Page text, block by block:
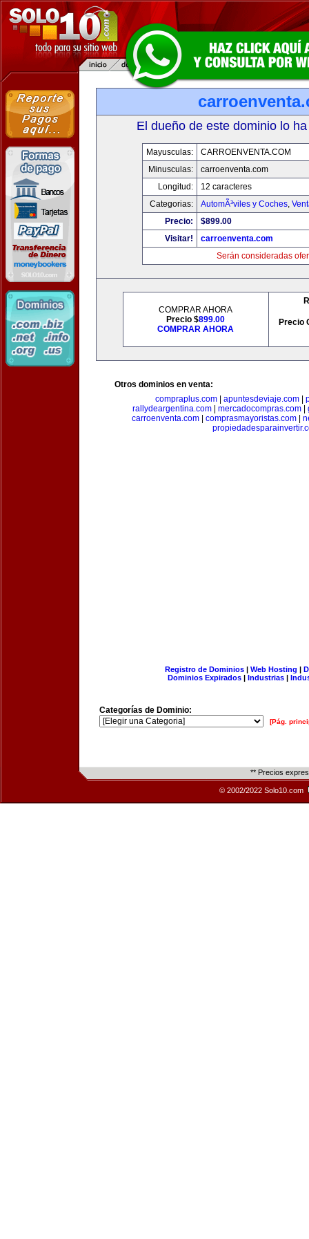
El dueño de este dominio lo
Mayusculas:
CARROENVENTA.COM
Minusculas:
carroenventa.com
Longitud:
12 caracteres
Categorias:
AutomÃ³viles y Coches,
Precio:
$899.00
Visitar!
carroenventa.com
Serán consideradas
COMPRAR AHORA
Precio $899.00
COMPRAR AHORA
Precio
Otros dominios en venta:
compraplus.com| apuntesdeviaje.com|
rallydeargentina.com
mercadocompras.com
carroenventa.com| comprasmayoristas.com|
Registro de Dominios| Web Hosting |
Dominios Expirados | Industrias |
Categorías de Dominio:
[Pág.
** Precios
© 2002/2022 Solo10.com